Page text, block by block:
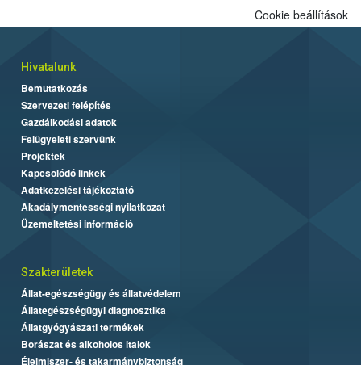
Cookie beállítások
Hivatalunk
Bemutatkozás
Szervezeti felépítés
Gazdálkodási adatok
Felügyeleti szervünk
Projektek
Kapcsolódó linkek
Adatkezelési tájékoztató
Akadálymentességi nyilatkozat
Üzemeltetési információ
Szakterületek
Állat-egészségügy és állatvédelem
Állategészségügyi diagnosztika
Állatgyógyászati termékek
Borászat és alkoholos italok
Élelmiszer- és takarmánybiztonság